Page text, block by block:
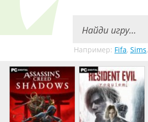
Например: Fifa, Sims,